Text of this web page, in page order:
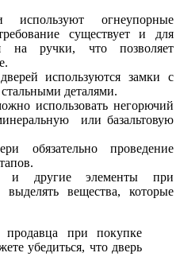
огнеупорные
существует и для
на ручки, что позволяет
используются замки с
деталями.
использовать негорючий
или базальтовую
обязательно проведение
и другие элементы при
вещества, которые
продавца при покупке
убедиться, что дверь